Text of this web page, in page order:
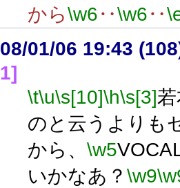
から\w6‥\w6‥
08/01/06 19:43
1]
\t\u\s[10]\h\s[3]
のと云うよりも
から、 \w5
いかなあ？ \w9